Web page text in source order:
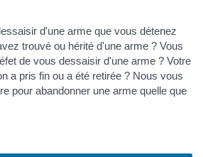
d'une arme que vous détenez
trouvé ou hérité d'une arme ? Vous
de vous dessaisir d'une arme ? Votre
a pris fin ou a été retirée ? Nous vous
pour abandonner une arme quelle que